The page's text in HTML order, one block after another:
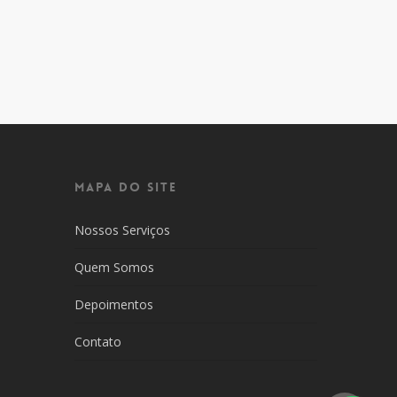
MAPA DO SITE
Nossos Serviços
Quem Somos
Depoimentos
Contato